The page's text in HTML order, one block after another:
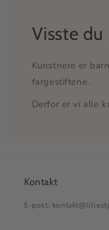
Visste du
Kunstnere er
fargestiftene.
Derfor er vi alle
Kontakt
E-post: